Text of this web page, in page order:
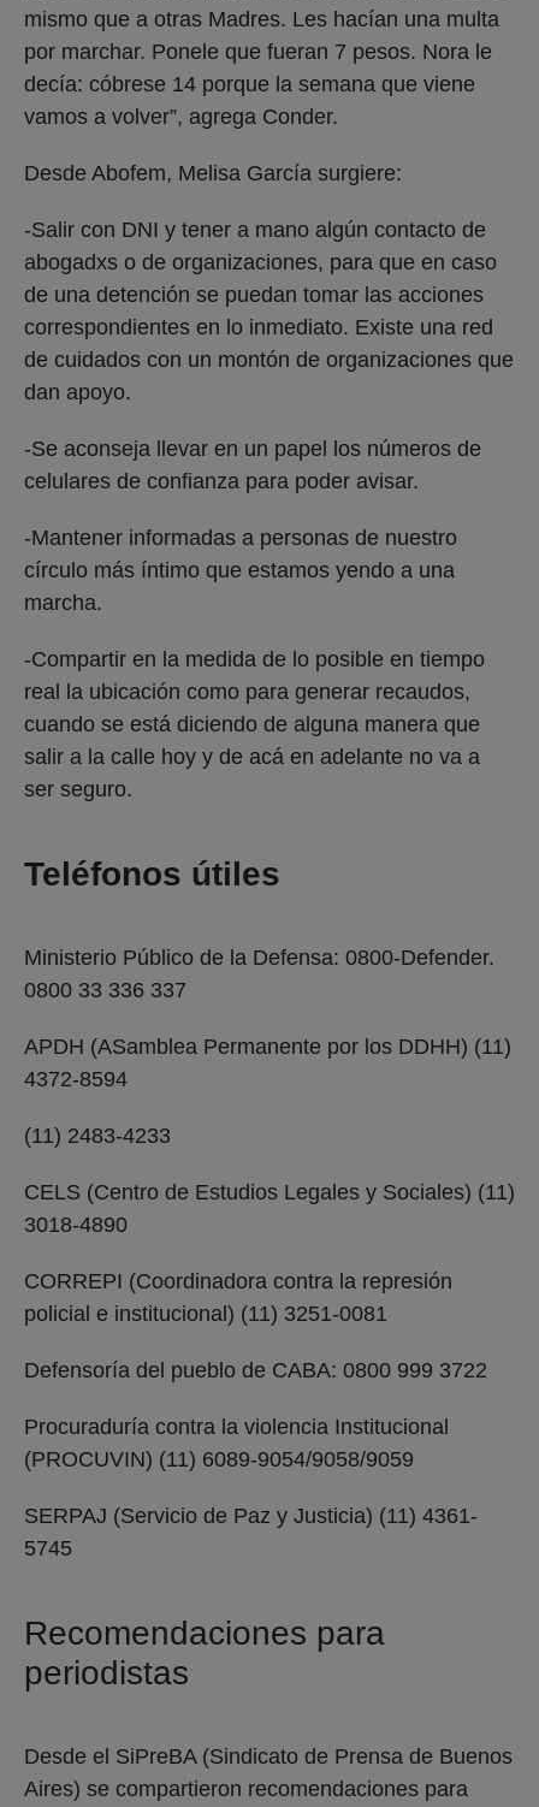
mismo que a otras Madres. Les hacían una multa
por marchar. Ponele que fueran 7 pesos. Nora le
decía: cóbrese 14 porque la semana que viene
vamos a volver”, agrega Conder.
Desde Abofem, Melisa García surgiere:
-Salir con DNI y tener a mano algún contacto de
abogadxs o de organizaciones, para que en caso
de una detención se puedan tomar las acciones
correspondientes en lo inmediato. Existe una red
de cuidados con un montón de organizaciones que
dan apoyo.
-Se aconseja llevar en un papel los números de
celulares de confianza para poder avisar.
-Mantener informadas a personas de nuestro
círculo más íntimo que estamos yendo a una
marcha.
-Compartir en la medida de lo posible en tiempo
real la ubicación como para generar recaudos,
cuando se está diciendo de alguna manera que
salir a la calle hoy y de acá en adelante no va a
ser seguro.
Teléfonos útiles
Ministerio Público de la Defensa: 0800-Defender.
0800 33 336 337
APDH (ASamblea Permanente por los DDHH) (11)
4372-8594
(11) 2483-4233
CELS (Centro de Estudios Legales y Sociales) (11)
3018-4890
CORREPI (Coordinadora contra la represión
policial e institucional) (11) 3251-0081
Defensoría del pueblo de CABA: 0800 999 3722
Procuraduría contra la violencia Institucional
(PROCUVIN) (11) 6089-9054/9058/9059
SERPAJ (Servicio de Paz y Justicia) (11) 4361-
5745
Recomendaciones para
periodistas
Desde el SiPreBA (Sindicato de Prensa de Buenos
Aires) se compartieron recomendaciones para